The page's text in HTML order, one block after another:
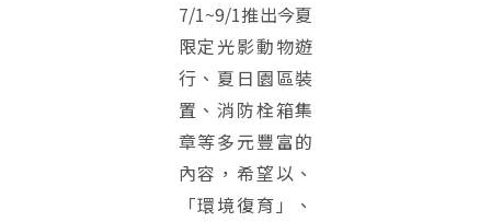
7/1~9/1推出今夏
限定光影動物遊
行、夏日園區裝
置、消防栓箱集
章等多元豐富的
內容，希望以、
「環境復育」、